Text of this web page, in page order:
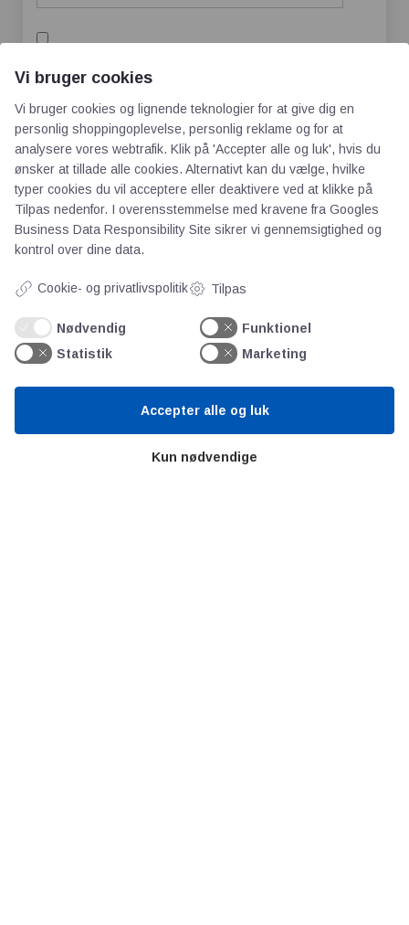
browser til næste gang jeg kommenterer.
AOT
Om os
Priser
Persondata
Vi bruger cookies
Vi bruger cookies og lignende teknologier for at give dig en
personlig shoppingoplevelse, personlig reklame og for at
analysere vores webtrafik. Klik på 'Accepter alle og luk', hvis du
ønsker at tillade alle cookies. Alternativt kan du vælge, hvilke
typer cookies du vil acceptere eller deaktivere ved at klikke på
Tilpas nedenfor. I overensstemmelse med kravene fra Googles
Business Data Responsibility Site sikrer vi gennemsigtighed og
kontrol over dine data.
Cookie- og privatlivspolitik Tilpas
Nødvendig
Funktionel
Statistik
Marketing
Kun nødvendige
Accepter alle og luk